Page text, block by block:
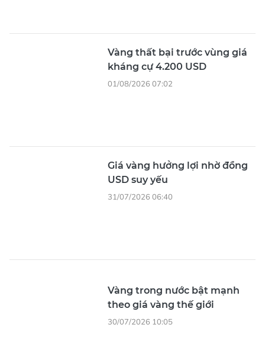
Vàng thất bại trước vùng giá
kháng cự 4.200 USD
01/08/2026 07:02
Giá vàng hưởng lợi nhờ đồng
USD suy yếu
31/07/2026 06:40
Vàng trong nước bật mạnh
theo giá vàng thế giới
30/07/2026 10:05